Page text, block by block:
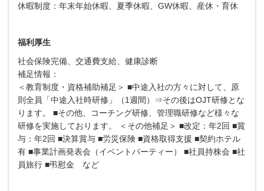
休暇制度：年末年始休暇、夏季休暇、GW休暇、産休・育休
福利厚生
社会保険完備、交通費支給、健康診断
補足情報：
＜教育制度・資格補助補足＞ ■中途入社の方々に対して、原
則全員「中途入社時研修」（1週間）⇒その後はOJT研修とな
ります。 ■その他、コーチング研修、管理職研修など様々な
研修を実施しております。 ＜その他補足＞ ■改定：年2回 ■賞
与：年2回 ■決算賞与 ■労災保険 ■資格取得支援 ■契約ホテル
有 ■事業計画発表会（イベントパーティー） ■社員持株会 ■社
員旅行 ■弔慰金 など